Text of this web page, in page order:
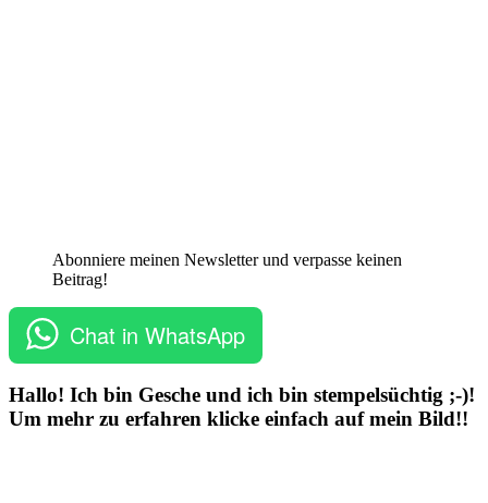
Abonniere meinen Newsletter und verpasse keinen
Beitrag!
Chat in WhatsApp
Hallo! Ich bin Gesche und ich bin stempelsüchtig ;-)!
Um mehr zu erfahren klicke einfach auf mein Bild!!